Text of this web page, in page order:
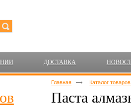
ДОСТАВКА
Главная Каталог
Паста